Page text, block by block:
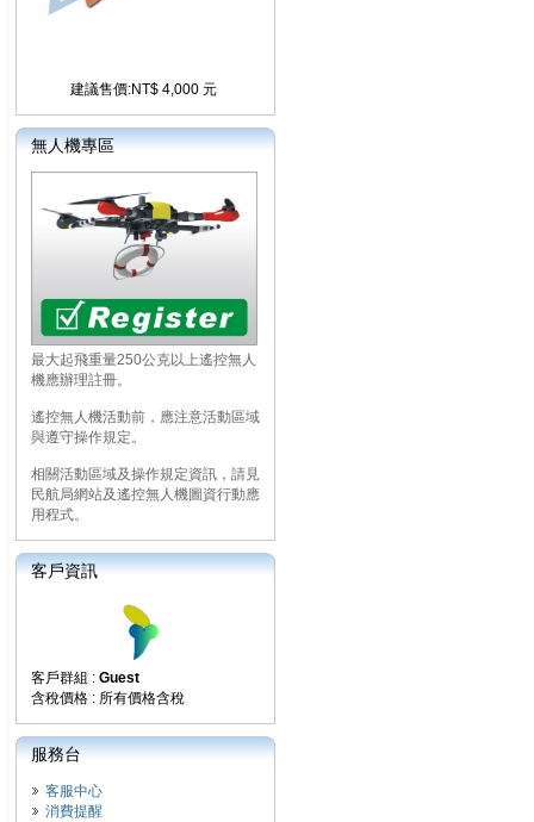
建議售價:NT$ 4,000 元
無人機專區
最大起飛重量250公克以上遙控無人
機應辦理註冊。
遙控無人機活動前，應注意活動區域
與遵守操作規定。
相關活動區域及操作規定資訊，請見
民航局網站及遙控無人機圖資行動應
用程式。
客戶資訊
客戶群組 : Guest
含稅價格 : 所有價格含稅
服務台
客服中心
消費提醒